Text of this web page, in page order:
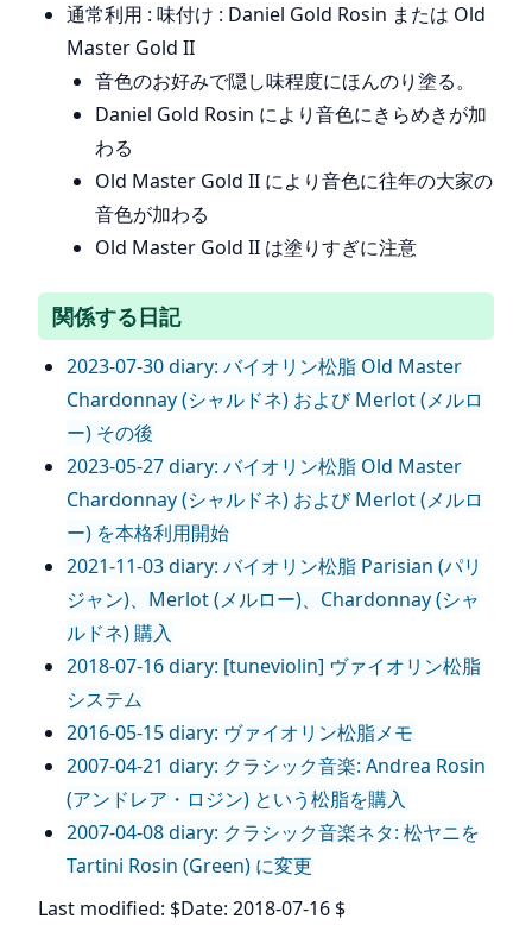
通常利用 : 味付け : Daniel Gold Rosin または Old
Master Gold II
音色のお好みで隠し味程度にほんのり塗る。
Daniel Gold Rosin により音色にきらめきが加
わる
Old Master Gold II により音色に往年の大家の
音色が加わる
Old Master Gold II は塗りすぎに注意
関係する日記
2023-07-30 diary: バイオリン松脂 Old Master
Chardonnay (シャルドネ) および Merlot (メルロ
ー) その後
2023-05-27 diary: バイオリン松脂 Old Master
Chardonnay (シャルドネ) および Merlot (メルロ
ー) を本格利用開始
2021-11-03 diary: バイオリン松脂 Parisian (パリ
ジャン)、Merlot (メルロー)、Chardonnay (シャ
ルドネ) 購入
2018-07-16 diary: [tuneviolin] ヴァイオリン松脂
システム
2016-05-15 diary: ヴァイオリン松脂メモ
2007-04-21 diary: クラシック音楽: Andrea Rosin
(アンドレア・ロジン) という松脂を購入
2007-04-08 diary: クラシック音楽ネタ: 松ヤニを
Tartini Rosin (Green) に変更
Last modified: $Date: 2018-07-16 $